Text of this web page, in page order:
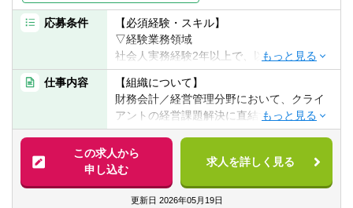
転職お役立ち情報
業界情報
求人情報
応募条件
【必須経験・スキル】
▽経験業務領域
社会人実務経験2年以上で、以下のいずれか
の要件を満たす方。
■コンサルティングファームでの実務経験を
お持ちの方
■事業会社において以下のご経験をお持ち
で、今後財務・会計コンサルタントとして
活躍することを希望する方
①社内IT部門などで社内SE/コンサルとして
財務・会計システムの導入・運用・改善経
仕事内容
【組織について】
財務会計／経営管理分野において、クライ
アントの経営課題解決に直結するコンサル
ティング業務を行っている組織です。
CFO機能の中核である経理・財務部門、経
営企画部門に対し、「業務プロセスの効率
化」「経営情報の可視化」「事業継続への
適応」の3つの視点から、「Solution」
この求人から
申し込む
求人を詳しく見る
更新日 2026年05月19日